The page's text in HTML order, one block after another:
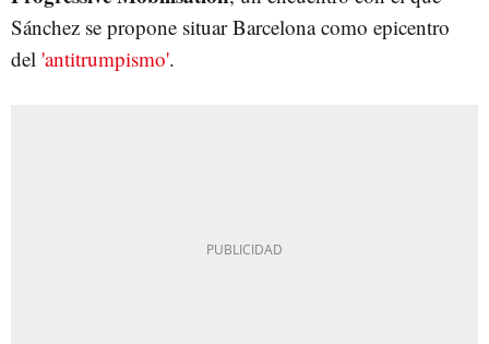
Sánchez se propone situar Barcelona como epicentro
del 'antitrumpismo'.